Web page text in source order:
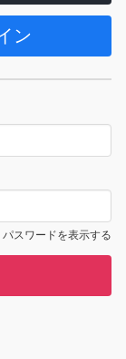
ン
パスワードを表示する